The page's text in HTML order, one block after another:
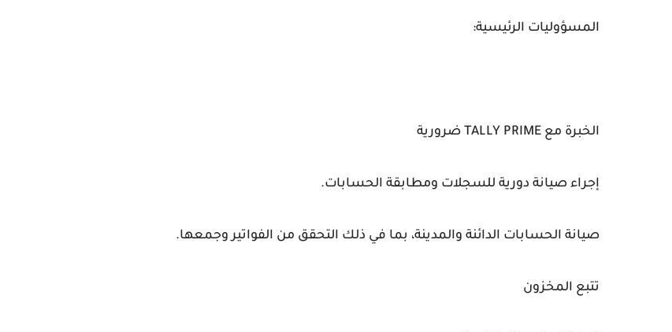
المسؤوليات الرئيسية:
الخبرة مع TALLY PRIME ضرورية
إجراء صيانة دورية للسجلات ومطابقة الحسابات.
صيانة الحسابات الدائنة والمدينة، بما في ذلك التحقق من الفواتير وجمعها.
تتبع المخزون